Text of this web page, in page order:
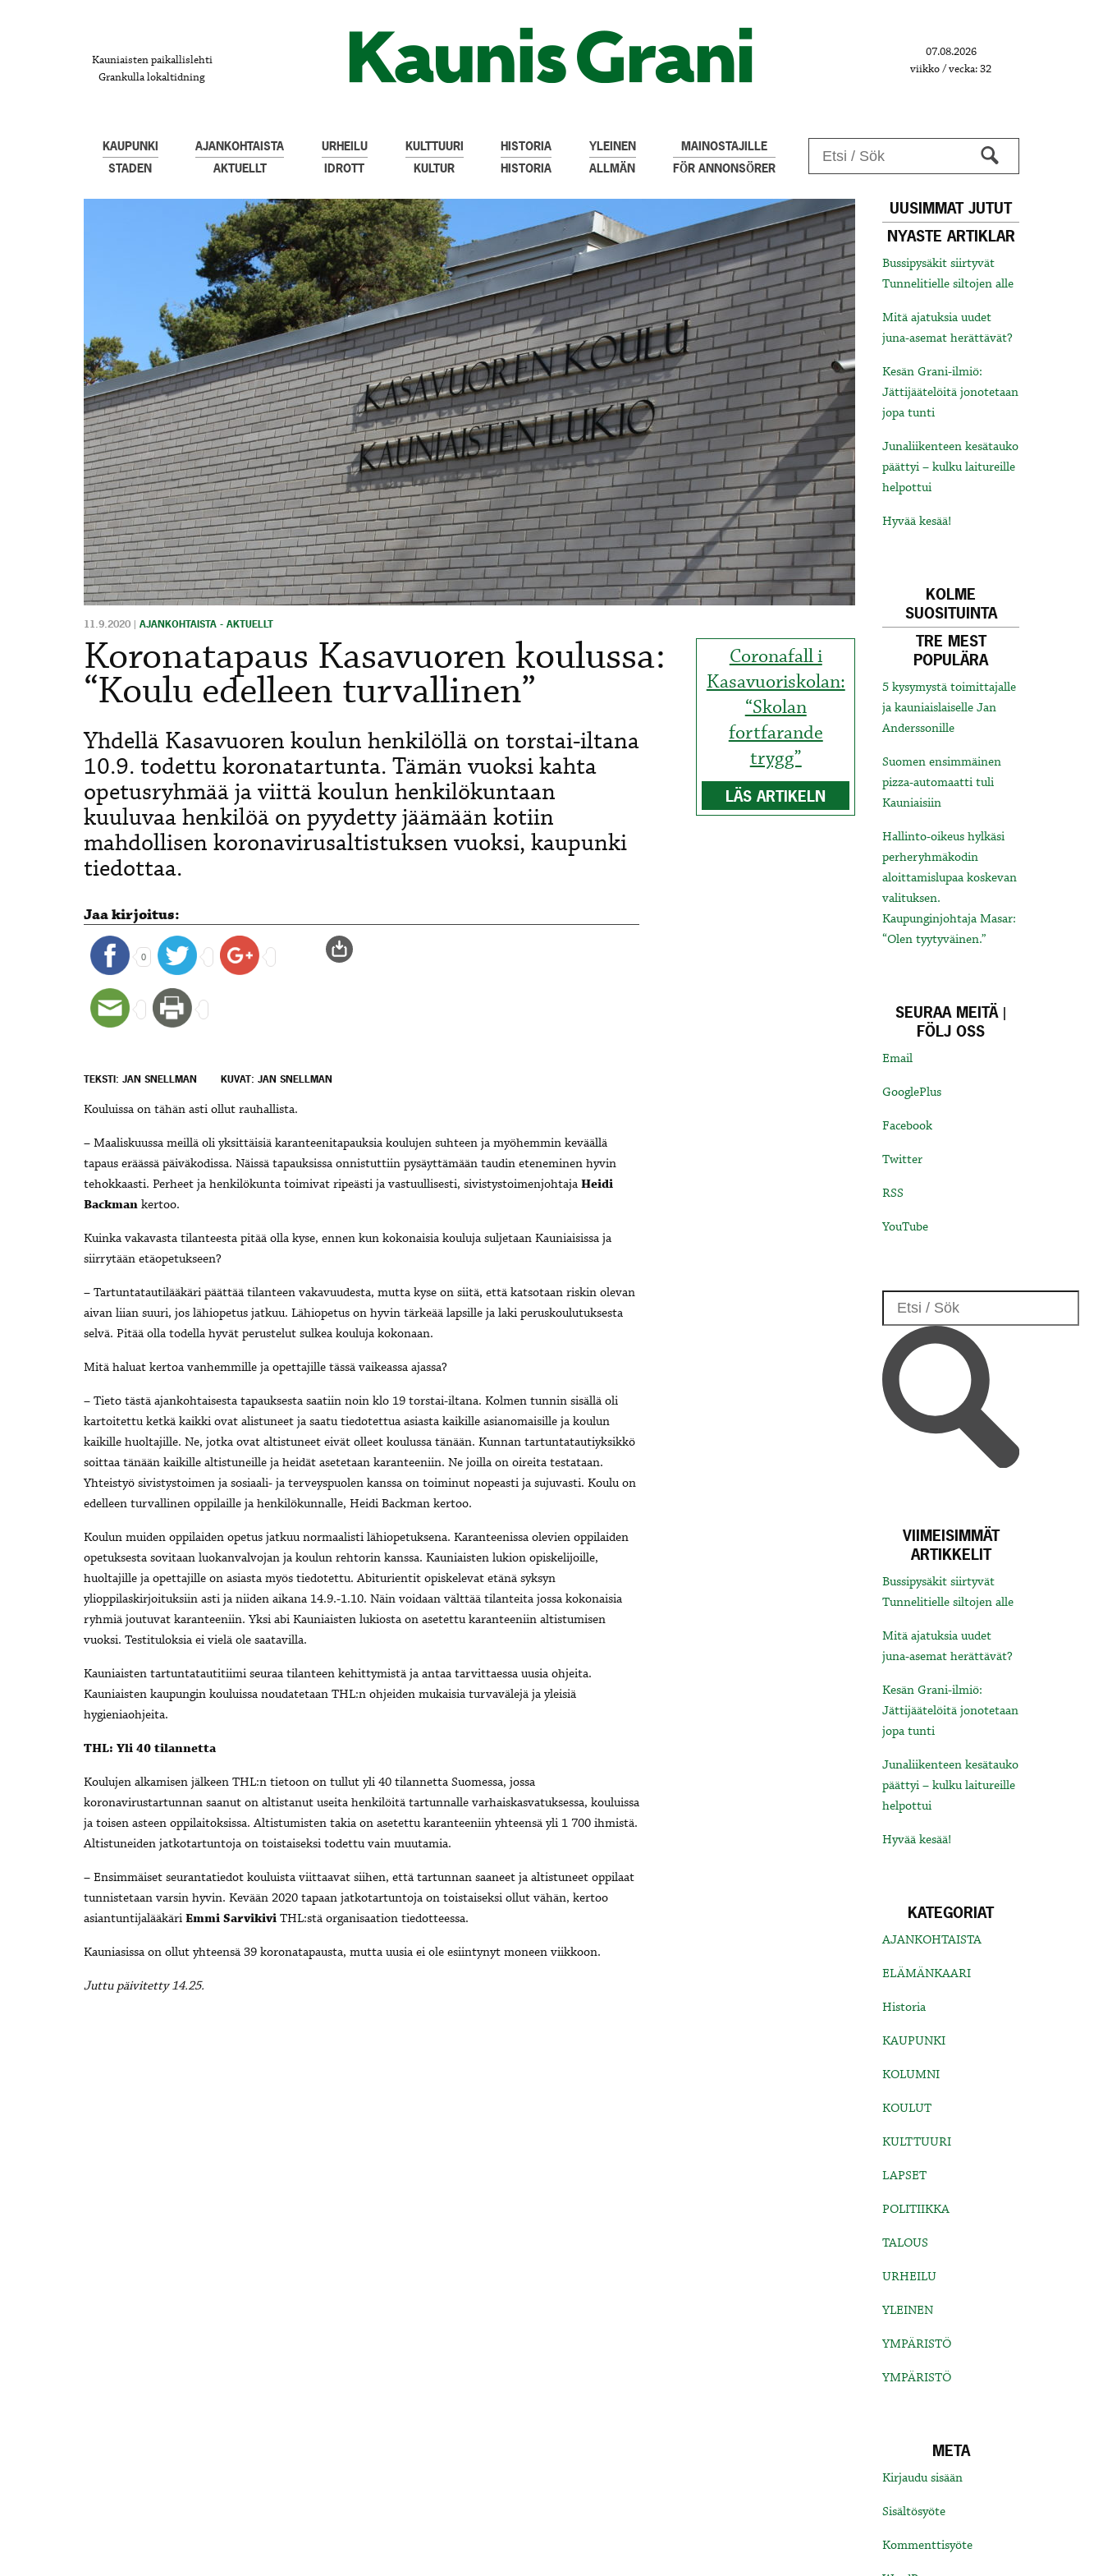
Kauniaisten paikallislehti
Grankulla lokaltidning
07.08.2026
viikko / vecka: 32
KAUPUNKI
STADEN
AJANKOHTAISTA
AKTUELLT
URHEILU
IDROTT
KULTTUURI
KULTUR
HISTORIA
HISTORIA
YLEINEN
ALLMÄN
MAINOSTAJILLE
FÖR ANNONSÖRER
Coronafall i
Kasavuoriskolan:
“Skolan
fortfarande
trygg”
LÄS ARTIKELN
11.9.2020 | AJANKOHTAISTA - AKTUELLT
Koronatapaus Kasavuoren koulussa:
“Koulu edelleen turvallinen”
Yhdellä Kasavuoren koulun henkilöllä on torstai-iltana
10.9. todettu koronatartunta. Tämän vuoksi kahta
opetusryhmää ja viittä koulun henkilökuntaan
kuuluvaa henkilöä on pyydetty jäämään kotiin
mahdollisen koronavirusaltistuksen vuoksi, kaupunki
tiedottaa.
Jaa kirjoitus:
0
TEKSTI: JAN SNELLMAN KUVAT: JAN SNELLMAN
Kouluissa on tähän asti ollut rauhallista.
– Maaliskuussa meillä oli yksittäisiä karanteenitapauksia koulujen suhteen ja myöhemmin keväällä
tapaus eräässä päiväkodissa. Näissä tapauksissa onnistuttiin pysäyttämään taudin eteneminen hyvin
tehokkaasti. Perheet ja henkilökunta toimivat ripeästi ja vastuullisesti, sivistystoimenjohtaja Heidi
Backman kertoo.
Kuinka vakavasta tilanteesta pitää olla kyse, ennen kun kokonaisia kouluja suljetaan Kauniaisissa ja
siirrytään etäopetukseen?
– Tartuntatautilääkäri päättää tilanteen vakavuudesta, mutta kyse on siitä, että katsotaan riskin olevan
aivan liian suuri, jos lähiopetus jatkuu. Lähiopetus on hyvin tärkeää lapsille ja laki peruskoulutuksesta
selvä. Pitää olla todella hyvät perustelut sulkea kouluja kokonaan.
Mitä haluat kertoa vanhemmille ja opettajille tässä vaikeassa ajassa?
– Tieto tästä ajankohtaisesta tapauksesta saatiin noin klo 19 torstai-iltana. Kolmen tunnin sisällä oli
kartoitettu ketkä kaikki ovat alistuneet ja saatu tiedotettua asiasta kaikille asianomaisille ja koulun
kaikille huoltajille. Ne, jotka ovat altistuneet eivät olleet koulussa tänään. Kunnan tartuntatautiyksikkö
soittaa tänään kaikille altistuneille ja heidät asetetaan karanteeniin. Ne joilla on oireita testataan.
Yhteistyö sivistystoimen ja sosiaali- ja terveyspuolen kanssa on toiminut nopeasti ja sujuvasti. Koulu on
edelleen turvallinen oppilaille ja henkilökunnalle, Heidi Backman kertoo.
Koulun muiden oppilaiden opetus jatkuu normaalisti lähiopetuksena. Karanteenissa olevien oppilaiden
opetuksesta sovitaan luokanvalvojan ja koulun rehtorin kanssa. Kauniaisten lukion opiskelijoille,
huoltajille ja opettajille on asiasta myös tiedotettu. Abiturientit opiskelevat etänä syksyn
ylioppilaskirjoituksiin asti ja niiden aikana 14.9.-1.10. Näin voidaan välttää tilanteita jossa kokonaisia
ryhmiä joutuvat karanteeniin. Yksi abi Kauniaisten lukiosta on asetettu karanteeniin altistumisen
vuoksi. Testituloksia ei vielä ole saatavilla.
Kauniaisten tartuntatautitiimi seuraa tilanteen kehittymistä ja antaa tarvittaessa uusia ohjeita.
Kauniaisten kaupungin kouluissa noudatetaan THL:n ohjeiden mukaisia turvavälejä ja yleisiä
hygieniaohjeita.
THL: Yli 40 tilannetta
Koulujen alkamisen jälkeen THL:n tietoon on tullut yli 40 tilannetta Suomessa, jossa
koronavirustartunnan saanut on altistanut useita henkilöitä tartunnalle varhaiskasvatuksessa, kouluissa
ja toisen asteen oppilaitoksissa. Altistumisten takia on asetettu karanteeniin yhteensä yli 1 700 ihmistä.
Altistuneiden jatkotartuntoja on toistaiseksi todettu vain muutamia.
– Ensimmäiset seurantatiedot kouluista viittaavat siihen, että tartunnan saaneet ja altistuneet oppilaat
tunnistetaan varsin hyvin. Kevään 2020 tapaan jatkotartuntoja on toistaiseksi ollut vähän, kertoo
asiantuntijalääkäri Emmi Sarvikivi THL:stä organisaation tiedotteessa.
Kauniasissa on ollut yhteensä 39 koronatapausta, mutta uusia ei ole esiintynyt moneen viikkoon.
Juttu päivitetty 14.25.
UUSIMMAT JUTUT
NYASTE ARTIKLAR
Bussipysäkit siirtyvät
Tunnelitielle siltojen alle
Mitä ajatuksia uudet
juna-asemat herättävät?
Kesän Grani-ilmiö:
Jättijäätelöitä jonotetaan
jopa tunti
Junaliikenteen kesätauko
päättyi – kulku laitureille
helpottui
Hyvää kesää!
KOLME
SUOSITUINTA
TRE MEST
POPULÄRA
5 kysymystä toimittajalle
ja kauniaislaiselle Jan
Anderssonille
Suomen ensimmäinen
pizza-automaatti tuli
Kauniaisiin
Hallinto-oikeus hylkäsi
perheryhmäkodin
aloittamislupaa koskevan
valituksen.
Kaupunginjohtaja Masar:
“Olen tyytyväinen.”
SEURAA MEITÄ |
FÖLJ OSS
Email
GooglePlus
Facebook
Twitter
RSS
YouTube
VIIMEISIMMÄT
ARTIKKELIT
Bussipysäkit siirtyvät
Tunnelitielle siltojen alle
Mitä ajatuksia uudet
juna-asemat herättävät?
Kesän Grani-ilmiö:
Jättijäätelöitä jonotetaan
jopa tunti
Junaliikenteen kesätauko
päättyi – kulku laitureille
helpottui
Hyvää kesää!
KATEGORIAT
AJANKOHTAISTA
ELÄMÄNKAARI
Historia
KAUPUNKI
KOLUMNI
KOULUT
KULTTUURI
LAPSET
POLITIIKKA
TALOUS
URHEILU
YLEINEN
YMPÄRISTÖ
YMPÄRISTÖ
META
Kirjaudu sisään
Sisältösyöte
Kommenttisyöte